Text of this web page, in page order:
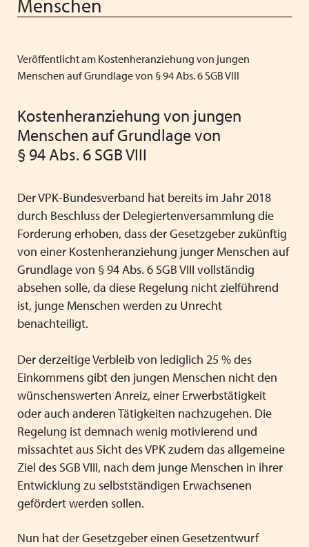
Mitgliedsverbände
Präsidium und Geschäftsstelle
Links
Kooperationsverträge und Rahmenvereinbarungen
Festschrift zum 70-jährigen Jubiläum des VPK
VPK-Schriftenreihe
VPK-Podcast
Schließen
Finden Sie bundesweit passende
den VPK-Mitgliedseinrichtungen:
www.vpk-einrichtungen.de
zum Portal
Schließen
Menschen
Veröffentlicht am Kostenheranziehung von jungen
Menschen auf Grundlage von § 94 Abs. 6 SGB VIII
Kostenheranziehung von jungen
Menschen auf Grundlage von
§ 94 Abs. 6 SGB VIII
Der VPK-Bundesverband hat bereits im Jahr 2018
durch Beschluss der Delegiertenversammlung die
Forderung erhoben, dass der Gesetzgeber zukünftig
von einer Kostenheranziehung junger Menschen auf
Grundlage von § 94 Abs. 6 SGB VIII vollständig
absehen solle, da diese Regelung nicht zielführend
ist, junge Menschen werden zu Unrecht
benachteiligt.
Der derzeitige Verbleib von lediglich 25 % des
Einkommens gibt den jungen Menschen nicht den
wünschenswerten Anreiz, einer Erwerbstätigkeit
oder auch anderen Tätigkeiten nachzugehen. Die
Regelung ist demnach wenig motivierend und
missachtet aus Sicht des VPK zudem das allgemeine
Ziel des SGB VIII, nach dem junge Menschen in ihrer
Entwicklung zu selbstständigen Erwachsenen
gefördert werden sollen.
Nun hat der Gesetzgeber einen Gesetzentwurf